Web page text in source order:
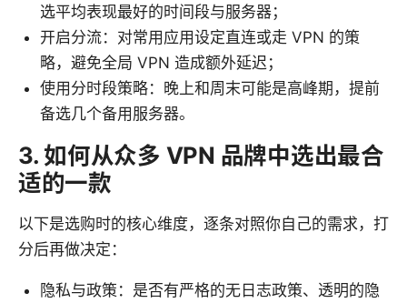
选平均表现最好的时间段与服务器；
开启分流：对常用应用设定直连或走 VPN 的策
略，避免全局 VPN 造成额外延迟；
使用分时段策略：晚上和周末可能是高峰期，提前
备选几个备用服务器。
3. 如何从众多 VPN 品牌中选出最合
适的一款
以下是选购时的核心维度，逐条对照你自己的需求，打
分后再做决定：
隐私与政策：是否有严格的无日志政策、透明的隐